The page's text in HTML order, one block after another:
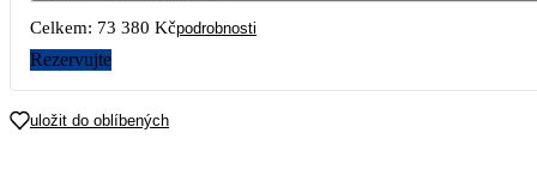
Celkem: 73 380 Kčpodrobnosti
Rezervujte
uložit do oblíbených